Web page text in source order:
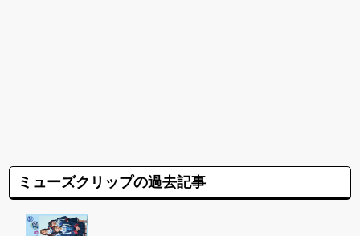
ミューズクリップの過去記事